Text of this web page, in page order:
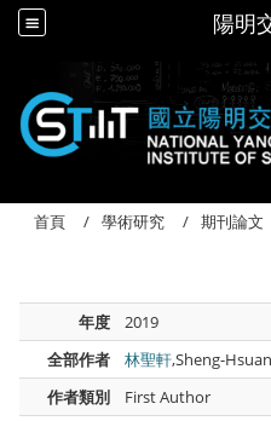
陽明
首頁 學術研究 期刊論文
年度
2019
全部作者
林聖軒,Sheng-
作者類別
First Author